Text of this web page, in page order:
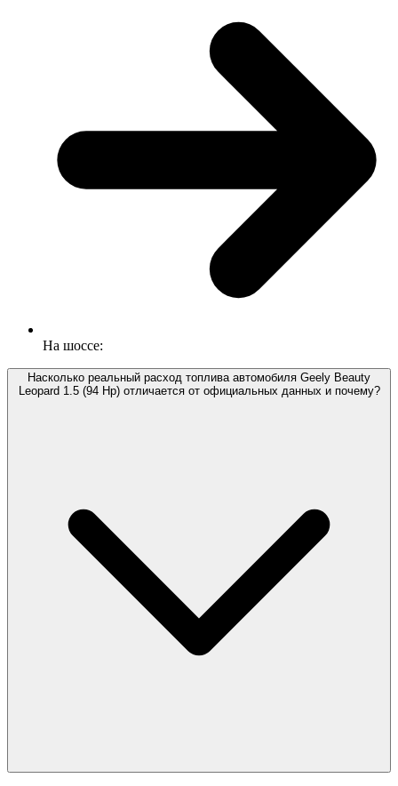
На шоссе:
Насколько реальный расход топлива автомобиля Geely Beauty
Leopard 1.5 (94 Hp) отличается от официальных данных и почему?